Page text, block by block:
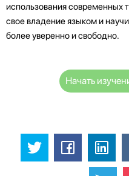
использования современных
свое владение языком и
более уверенно и свободно.
Начать